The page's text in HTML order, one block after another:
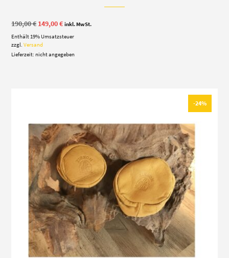
190,00€ Ursprünglicher
Preis
war:
190,00 €
149,00€Aktueller
ist:
inkl. MwSt.
Enthält 19% Umsatzsteuer
zzgl.Versand
Lieferzeit: nicht angegeben
-24%